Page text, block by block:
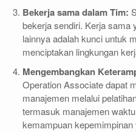
Bekerja sama dalam Tim:
bekerja sendiri. Kerja sama
lainnya adalah kunci untuk
menciptakan lingkungan
Mengembangkan
Operation Associate dapat
manajemen melalui
termasuk manajemen
kemampuan kepemimpinan